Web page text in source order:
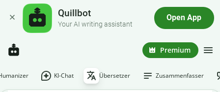
Quillbot
Your AI writing assistant
Open App
Premium
KI-Chat Übersetzer Zusammenfasser